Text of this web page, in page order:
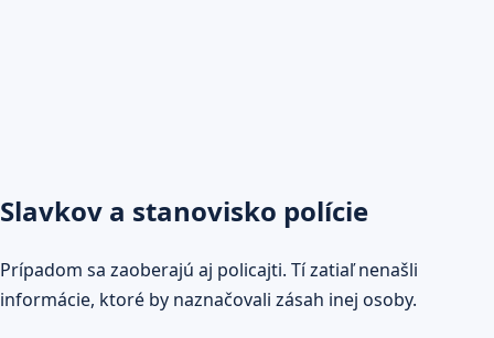
Slavkov a stanovisko polície
Prípadom sa zaoberajú aj policajti. Tí zatiaľ nenašli
informácie, ktoré by naznačovali zásah inej osoby.